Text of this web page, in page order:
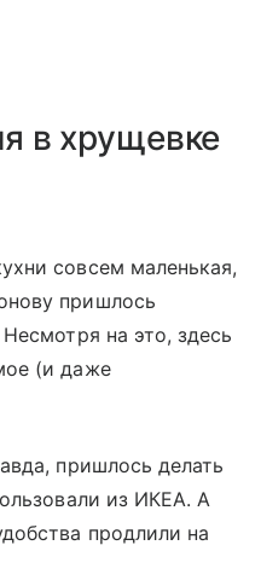
в хрущевке
совсем маленькая,
пришлось
на это, здесь
(и даже
пришлось делать
из ИКЕА. А
продлили на